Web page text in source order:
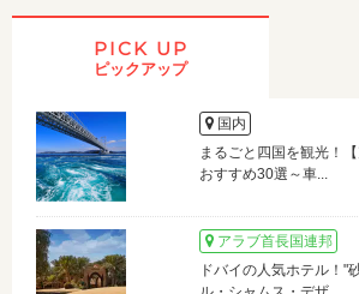
PICK UP
ピックアップ
国内
まるごと四国を観光！
おすすめ30選～車...
アラブ首長国連邦
ドバイの人気ホテル！"